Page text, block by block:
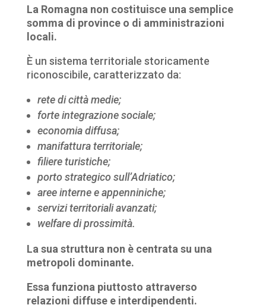
La Romagna non costituisce una semplice
somma di province o di amministrazioni
locali.
È un sistema territoriale storicamente
riconoscibile, caratterizzato da:
rete di città medie;
forte integrazione sociale;
economia diffusa;
manifattura territoriale;
filiere turistiche;
porto strategico sull’Adriatico;
aree interne e appenniniche;
servizi territoriali avanzati;
welfare di prossimità.
La sua struttura non è centrata su una
metropoli dominante.
Essa funziona piuttosto attraverso
relazioni diffuse e interdipendenti.